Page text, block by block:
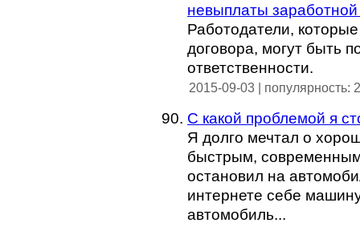
невыплаты
Работодатели,
договора, могут быть
ответственности.
2015-09-03 | популярность:
С какой проблемой я
Я долго мечтал о
быстрым,
остановил на
интернете себе
автомобиль...